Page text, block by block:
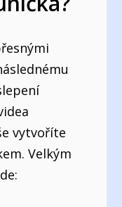
vytvoříte
Velkým